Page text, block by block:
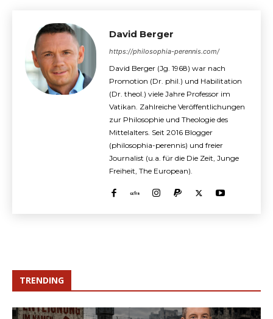
David Berger
https://philosophia-perennis.com/
David Berger (Jg. 1968) war nach
Promotion (Dr. phil.) und Habilitation
(Dr. theol.) viele Jahre Professor im
Vatikan. Zahlreiche Veröffentlichungen
zur Philosophie und Theologie des
Mittelalters. Seit 2016 Blogger
(philosophia-perennis) und freier
Journalist (u.a. für die Die Zeit, Junge
Freiheit, The European).
TRENDING